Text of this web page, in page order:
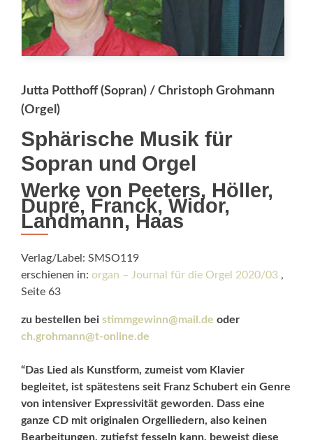
Jutta Potthoff (Sopran) / Chri­stoph Grohmann
(Orgel)
Sphärische Musik für
Sopran und Orgel
Werke von Peeters, Höller,
Dupré, Franck, Widor,
Landmann, Haas
Verlag/Label: SMSO119
erschienen in: organ – Journal für die Orgel 2020/03 ,
Seite 63
zu bestellen bei stimmgewinn@mail.de oder
ch.grohmann@t-online.de
“Das Lied als Kunstform, zumeist vom Klavier
begleitet, ist spätestens seit Franz Schubert ein Genre
von intensiver Expressivität geworden. Dass eine
ganze CD mit originalen Orgelliedern, also keinen
Bearbeitungen, zutiefst fesseln kann, beweist diese